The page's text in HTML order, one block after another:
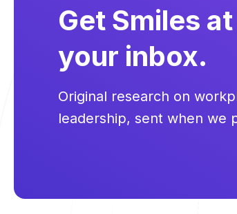
Get Smiles
your inbox.
Original research on
leadership, sent when we